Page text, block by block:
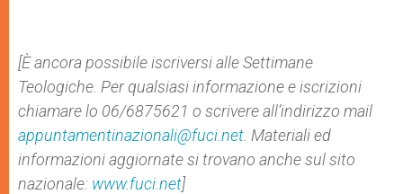
[È ancora possibile iscriversi alle Settimane
Teologiche. Per qualsiasi informazione e iscrizioni
chiamare lo 06/6875621 o scrivere all’indirizzo mail
appuntamentinazionali@fuci.net . Materiali ed
informazioni aggiornate si trovano anche sul sito
nazionale: www.fuci.net]